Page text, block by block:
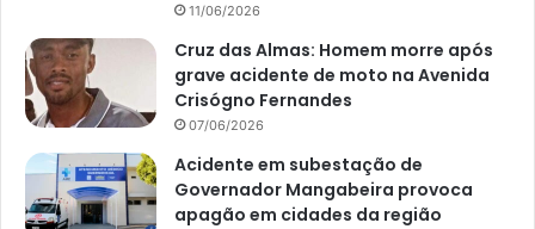
11/06/2026
Cruz das Almas: Homem morre após
grave acidente de moto na Avenida
Crisógno Fernandes
07/06/2026
Acidente em subestação de
Governador Mangabeira provoca
apagão em cidades da região